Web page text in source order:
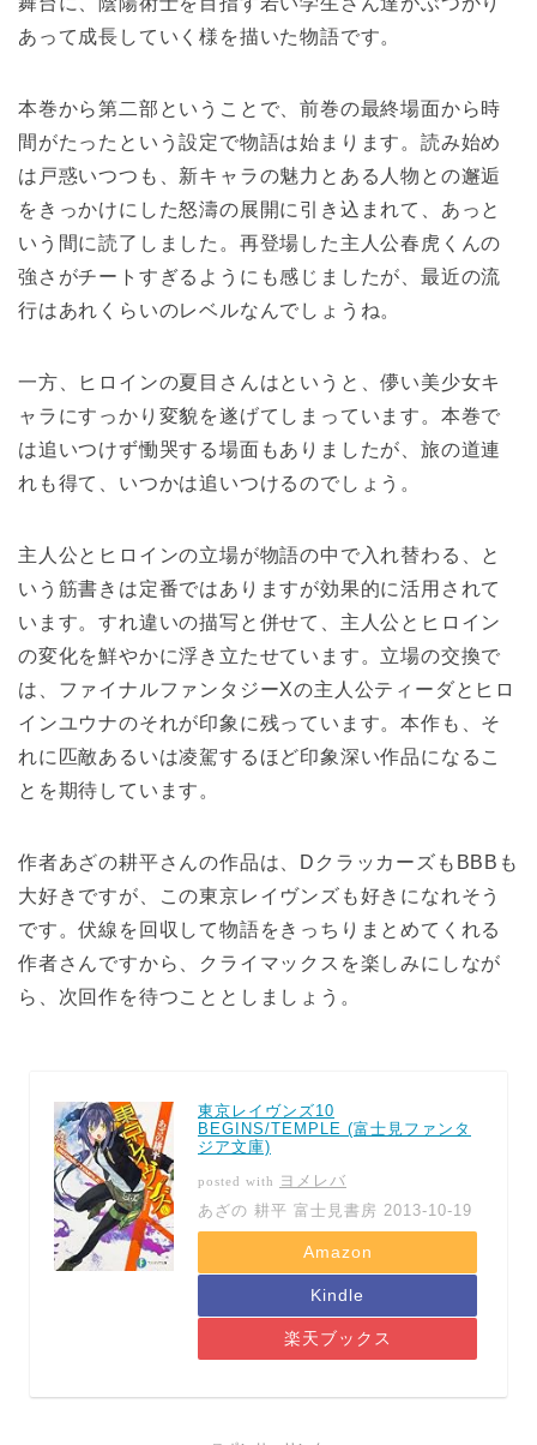
あって成長していく様を描いた物語です。
本巻から第二部ということで、前巻の最終場面から時
間がたったという設定で物語は始まります。読み始め
は戸惑いつつも、新キャラの魅力とある人物との邂逅
をきっかけにした怒濤の展開に引き込まれて、あっと
いう間に読了しました。再登場した主人公春虎くんの
強さがチートすぎるようにも感じましたが、最近の流
行はあれくらいのレベルなんでしょうね。
一方、ヒロインの夏目さんはというと、儚い美少女キ
ャラにすっかり変貌を遂げてしまっています。本巻で
は追いつけず慟哭する場面もありましたが、旅の道連
れも得て、いつかは追いつけるのでしょう。
主人公とヒロインの立場が物語の中で入れ替わる、と
いう筋書きは定番ではありますが効果的に活用されて
います。すれ違いの描写と併せて、主人公とヒロイン
の変化を鮮やかに浮き立たせています。立場の交換で
は、ファイナルファンタジーXの主人公ティーダとヒロ
インユウナのそれが印象に残っています。本作も、そ
れに匹敵あるいは凌駕するほど印象深い作品になるこ
とを期待しています。
作者あざの耕平さんの作品は、DクラッカーズもBBBも
大好きですが、この東京レイヴンズも好きになれそう
です。伏線を回収して物語をきっちりまとめてくれる
作者さんですから、クライマックスを楽しみにしなが
ら、次回作を待つこととしましょう。
東京レイヴンズ10
BEGINS/TEMPLE (富士見ファンタ
ジア文庫)
posted with
ヨメレバ
あざの 耕平 富士見書房 2013-10-19
Amazon
Kindle
楽天ブックス